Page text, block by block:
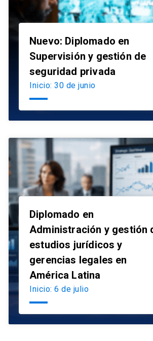
Nuevo: Diplomado en
Supervisión y gestión de
seguridad privada
Inicio: 30 de junio
Diplomado en
Administración y gestión
estudios jurídicos y
gerencias legales en
América Latina
Inicio: 6 de julio